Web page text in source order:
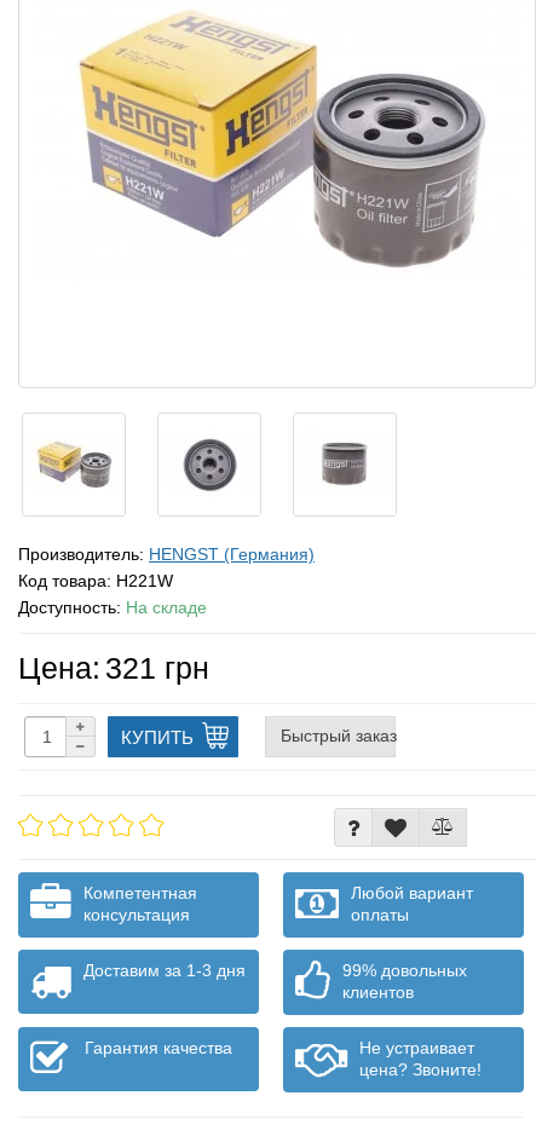
Производитель: HENGST (Германия)
Код товара: H221W
Доступность: На складе
Цена: 321 грн
КУПИТЬ Быстрый заказ
Компетентная
консультация
Любой вариант
оплаты
Доставим за 1-3 дня
99% довольных
клиентов
Гарантия качества
Не устраивает
цена? Звоните!